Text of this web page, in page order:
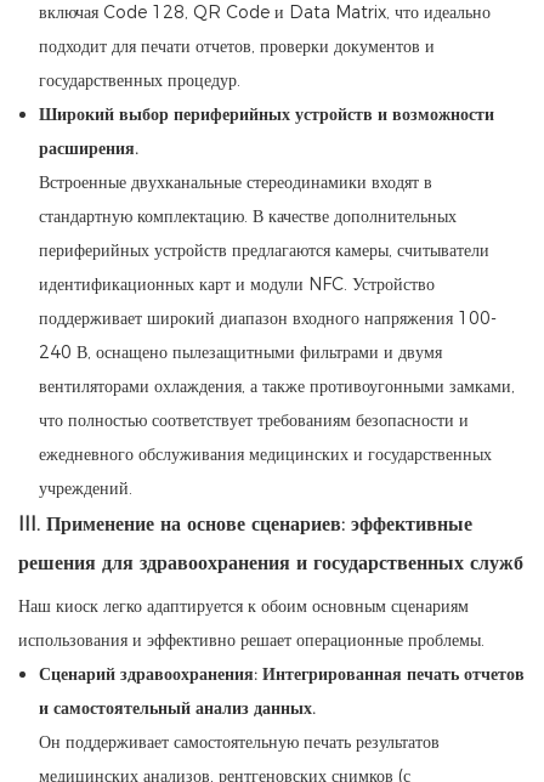
включая Code 128, QR Code и Data Matrix, что идеально
подходит для печати отчетов, проверки документов и
государственных процедур.
Широкий выбор периферийных устройств и возможности
расширения.
Встроенные двухканальные стереодинамики входят в
стандартную комплектацию. В качестве дополнительных
периферийных устройств предлагаются камеры, считыватели
идентификационных карт и модули NFC. Устройство
поддерживает широкий диапазон входного напряжения 100-
240 В, оснащено пылезащитными фильтрами и двумя
вентиляторами охлаждения, а также противоугонными замками,
что полностью соответствует требованиям безопасности и
ежедневного обслуживания медицинских и государственных
учреждений.
III. Применение на основе сценариев: эффективные
решения для здравоохранения и государственных служб
Наш киоск легко адаптируется к обоим основным сценариям
использования и эффективно решает операционные проблемы.
Сценарий здравоохранения: Интегрированная печать отчетов
и самостоятельный анализ данных.
Он поддерживает самостоятельную печать результатов
медицинских анализов, рентгеновских снимков (с